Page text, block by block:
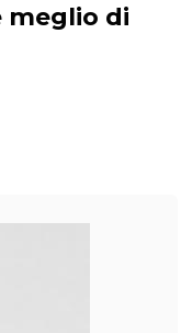
meglio di